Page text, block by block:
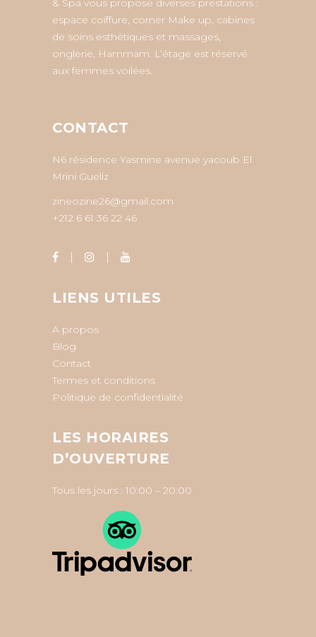
& Spa vous propose diverses prestations :
espace coiffure, corner Make up, cabines
de soins esthétiques et massages,
onglerie, Hammam. L’étage est réservé
aux femmes voilées.
CONTACT
N6 résidence Yasmine avenue yacoub El
Mrini Gueliz
zineozine26@gmail.com
+212 6 61 36 22 46
LIENS UTILES
A propos
Blog
Contact
Termes et conditions
Politique de confidentialité
LES HORAIRES
D’OUVERTURE
Tous les jours : 10:00 – 20:00